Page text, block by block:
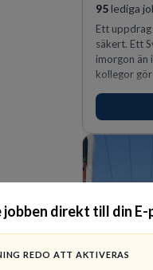
jobben direkt till din
REDO ATT AKTIVERAS
95lediga
Ett
säkert. Ett
imorgon än
kollegor